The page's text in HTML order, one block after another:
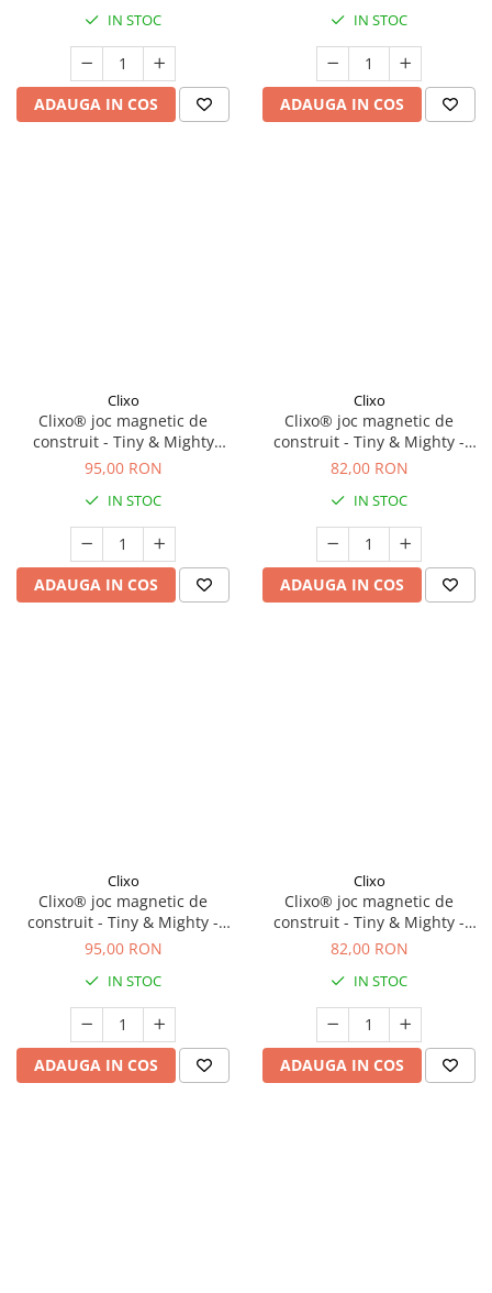
IN STOC
ADAUGA IN COS
IN STOC
ADAUGA IN COS
Clixo
Clixo® joc magnetic de
construit - Tiny & Mighty
Sparkle (9 piese)
95,00 RON
IN STOC
ADAUGA IN COS
Clixo
Clixo® joc magnetic de
construit - Tiny & Mighty -
Spatiul cosmic (9 piese)
82,00 RON
IN STOC
ADAUGA IN COS
Clixo
Clixo® joc magnetic de
construit - Tiny & Mighty -
Pasari tropicale (9 piese)
95,00 RON
IN STOC
ADAUGA IN COS
Clixo
Clixo® joc magnetic de
construit - Tiny & Mighty -
Ocean (9 piese)
82,00 RON
IN STOC
ADAUGA IN COS